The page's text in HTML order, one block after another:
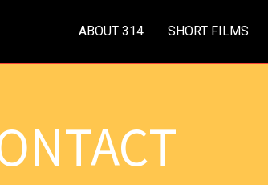
ABOUT 314 SHORT FILMS